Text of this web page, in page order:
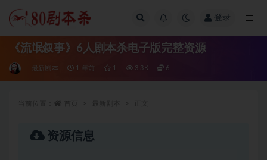
登录
《流氓叙事》6人剧本杀电子版完整资源
最新剧本 1 年前 1 3.3K 6
资源信息